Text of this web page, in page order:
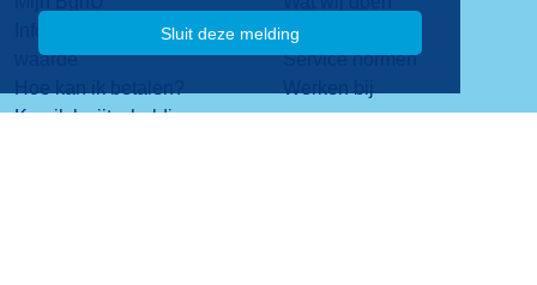
Sluit deze melding
Informatie over de WOZ-
waarde
Kan ik kwijtschelding
Visie & missie
Service normen